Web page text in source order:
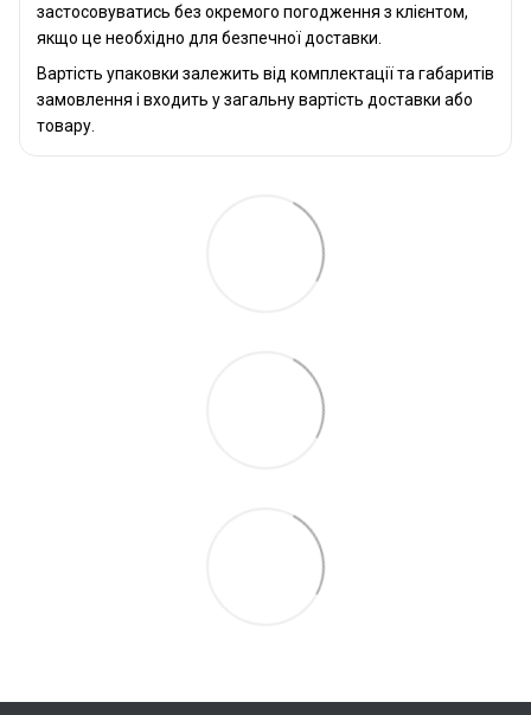
застосовуватись без окремого погодження з клієнтом,
якщо це необхідно для безпечної доставки.
Вартість упаковки залежить від комплектації та габаритів
замовлення і входить у загальну вартість доставки або
товару.